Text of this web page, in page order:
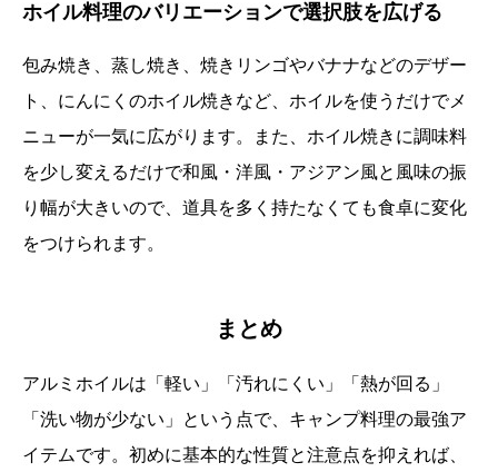
ホイル料理のバリエーションで選択肢を広げる
包み焼き、蒸し焼き、焼きリンゴやバナナなどのデザー
ト、にんにくのホイル焼きなど、ホイルを使うだけでメ
ニューが一気に広がります。また、ホイル焼きに調味料
を少し変えるだけで和風・洋風・アジアン風と風味の振
り幅が大きいので、道具を多く持たなくても食卓に変化
をつけられます。
まとめ
アルミホイルは「軽い」「汚れにくい」「熱が回る」
「洗い物が少ない」という点で、キャンプ料理の最強ア
イテムです。初めに基本的な性質と注意点を抑えれば、